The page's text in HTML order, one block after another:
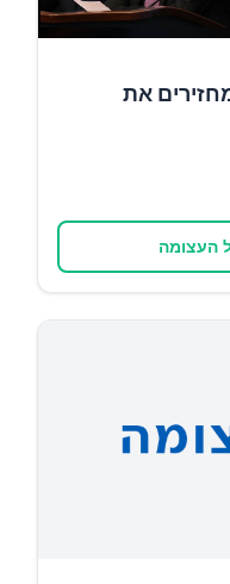
את
העצומה